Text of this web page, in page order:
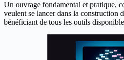
Un ouvrage fondamental et pratique,
veulent se lancer dans la construction
bénéficiant de tous les outils